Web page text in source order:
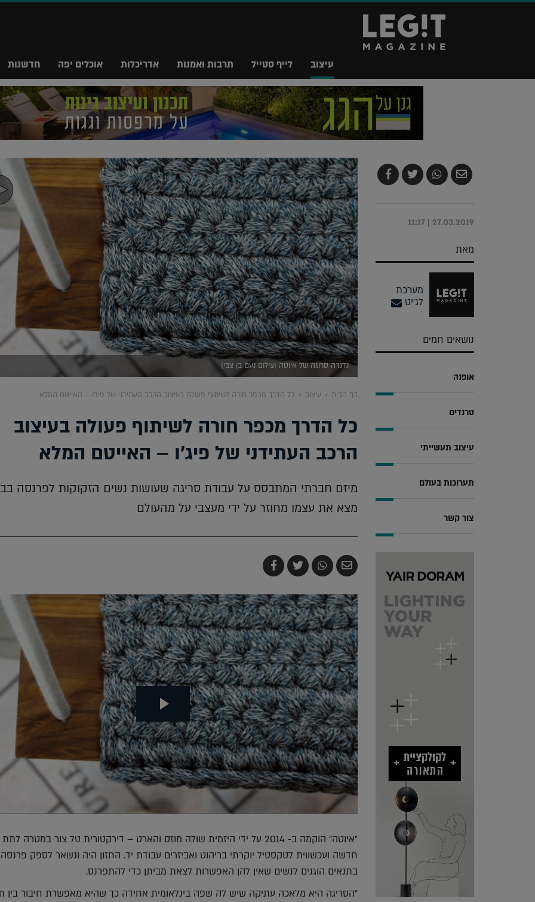
עיצוב לייף סטייל תרבות ואמנות אדריכלות אוכלים יפה חדשנות
נדנדה סרוגה של איוטה (צילום נעם בן צבי)
דף הבית עיצוב כל הדרך מכפר חורה לשיתוף פעולה בעיצוב הרכב העתידני של פיג'ו – האייטם המלא
כל הדרך מכפר חורה לשיתוף פעולה בעיצוב
הרכב העתידני של פיג'ו – האייטם המלא
מיזם חברתי המתבסס על עבודת סריגה שעושות נשים הזקוקות לפרנסה
מצא את עצמו מחוזר על ידי מעצבי על מהעולם
שלח
בדואר
שתף
ב-
צייץ
ב-
שתף
ב-
"איוטה" הוקמה ב- 2014 על ידי היזמית שולה מוזס והארט – דירקטורית טל צור במטרה
חדשה ועכשווית לטקסטיל יוקרתי בריהוט ואביזרים עבודת יד. החזון היה ונשאר לספק פרנסה
בתנאים הוגנים לנשים שאין להן האפשרות לצאת מביתן כדי להתפרנס.
"הסריגה היא מלאכה עתיקה שיש לה שפה בינלאומית אחידה כך שהיא מאפשרת חיבור בין
שלח
בדואר
שתף
ב-
צייץ
ב-
שתף
ב-
Facebook
27.03.2019 | 11:17
מאת
מערכת
לג'יט
נושאים חמים
אופנה
טרנדים
עיצוב תעשייתי
תערוכות בעולם
צור קשר